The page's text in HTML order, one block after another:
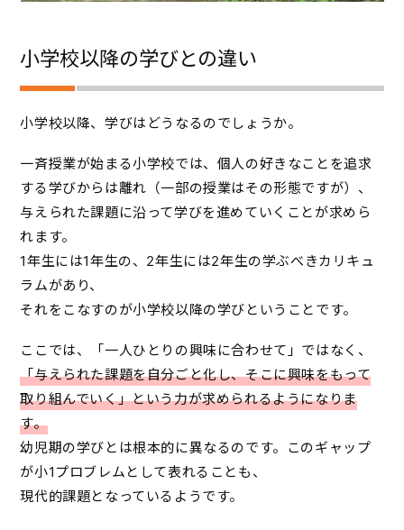
小学校以降の学びとの違い
小学校以降、学びはどうなるのでしょうか。
一斉授業が始まる小学校では、個人の好きなことを追求
する学びからは離れ（一部の授業はその形態ですが）、
与えられた課題に沿って学びを進めていくことが求めら
れます。
1年生には1年生の、2年生には2年生の学ぶべきカリキュ
ラムがあり、
それをこなすのが小学校以降の学びということです。
ここでは、「一人ひとりの興味に合わせて」ではなく、
「与えられた課題を自分ごと化し、そこに興味をもって
取り組んでいく」という力が求められるようになりま
す。
幼児期の学びとは根本的に異なるのです。このギャップ
が小1プロブレムとして表れることも、
現代的課題となっているようです。